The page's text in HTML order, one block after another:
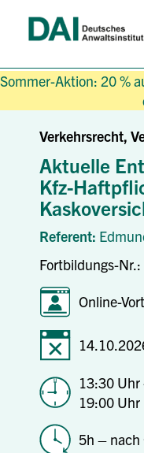
Sommer-Aktion: 20 %
Verkehrsrecht,
Aktuelle
Kfz-
Referent:
Fortbildungs-
Online-
13:30 Uhr
19:00 Uhr
5h – nach